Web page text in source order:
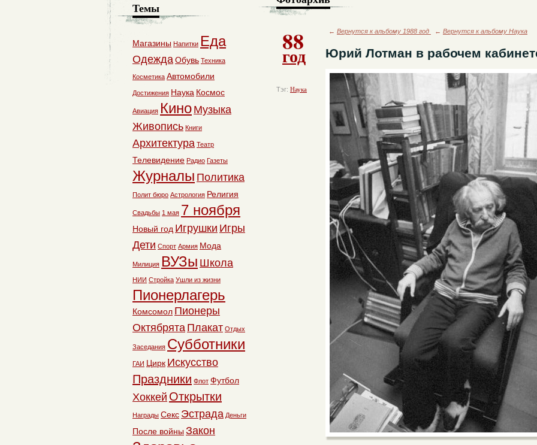
88
год
Тэг: Наука
← Вернутся к альбому 1988 год ← Вернутся к альбому Наука
Юрий Лотман в рабочем
Темы
Магазины Напитки Еда
ОдеждаОбувь Техника
Косметика Автомобили
Достижения Наука Космос
Авиация Кино Музыка
Живопись Книги
Архитектура Театр
Телевидение Радио Газеты
Журналы Политика
Полит бюро Астрология Религия
Свадьбы 1 мая 7 ноября
Новый год Игрушки Игры
Дети Спорт Армия Мода
Милиция ВУЗы Школа
НИИ Стройка Ушли из жизни
Пионерлагерь
Комсомол Пионеры
Октябрята Плакат Отдых
Заседания Субботники
ГАИ Цирк Искусство
Праздники Флот Футбол
Хоккей Открытки
Награды Секс Эстрада Деньги
После войны Закон